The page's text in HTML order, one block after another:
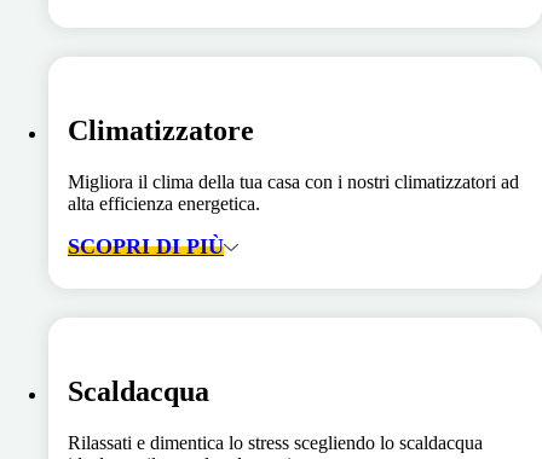
Climatizzatore
Migliora il clima della tua casa con i nostri climatizzatori ad
alta efficienza energetica.
SCOPRI DI PIÙ
Scaldacqua
Rilassati e dimentica lo stress scegliendo lo scaldacqua